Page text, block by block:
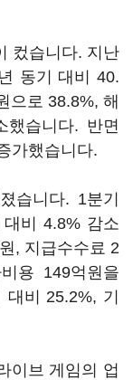
컸습니다. 지난
동기 대비 40.
으로 38.8%, 해
했습니다. 반면
가했습니다.
습니다. 1분기
비 4.8% 감소
, 지급수수료 2
용 149억원을
비 25.2%, 기
이브 게임의 업